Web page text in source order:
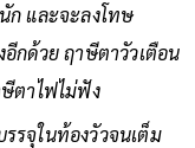
ก และจะลงโทษ
กด้วย ฤาษีตาวัวเตือน
ตาไฟไม่ฟัง
รจุในท้องวัวจนเต็ม